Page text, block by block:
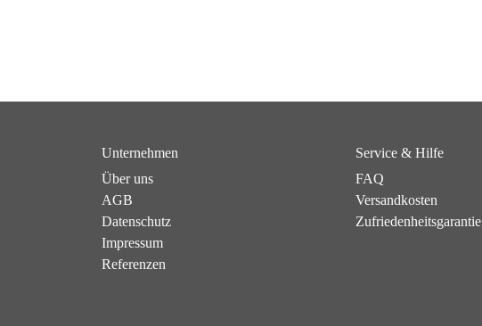
Unternehmen
Über uns
AGB
Datenschutz
Impressum
Referenzen
Service & Hilfe
FAQ
Versandkosten
Zufriedenheitsgarantie